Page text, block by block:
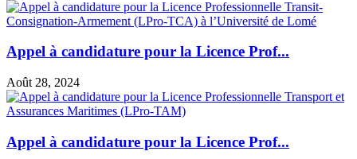
Appel à candidature pour la Licence Prof...
Août 28, 2024
Appel à candidature pour la Licence Prof...